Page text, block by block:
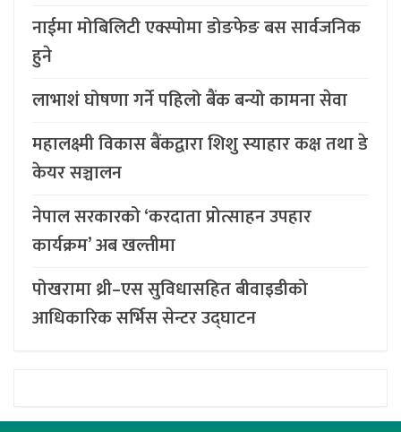
नाईमा मोबिलिटी एक्स्पोमा डोङफेङ बस सार्वजनिक
हुने
लाभाशं घोषणा गर्ने पहिलो बैंक बन्यो कामना सेवा
महालक्ष्मी विकास बैंकद्वारा शिशु स्याहार कक्ष तथा डे
केयर सञ्चालन
नेपाल सरकारको ‘करदाता प्रोत्साहन उपहार
कार्यक्रम’ अब खल्तीमा
पोखरामा थ्री–एस सुविधासहित बीवाइडीको
आधिकारिक सर्भिस सेन्टर उद्घाटन